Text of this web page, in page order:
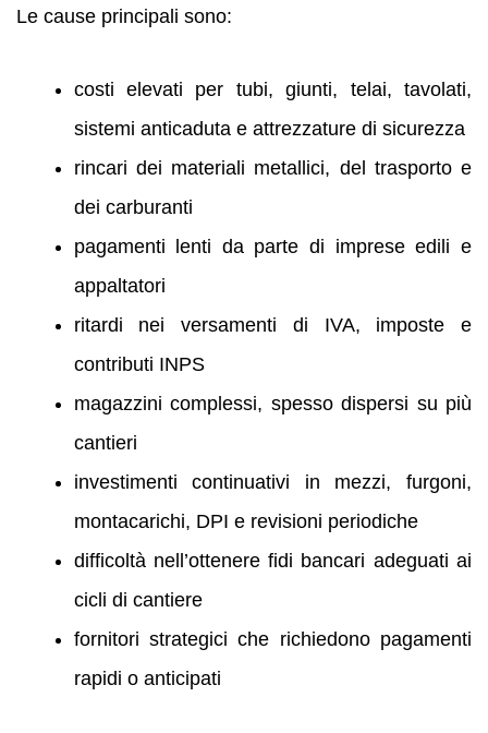
Le cause principali sono:
costi elevati per tubi, giunti, telai, tavolati,
sistemi anticaduta e attrezzature di sicurezza
rincari dei materiali metallici, del trasporto e
dei carburanti
pagamenti lenti da parte di imprese edili e
appaltatori
ritardi nei versamenti di IVA, imposte e
contributi INPS
magazzini complessi, spesso dispersi su più
cantieri
investimenti continuativi in mezzi, furgoni,
montacarichi, DPI e revisioni periodiche
difficoltà nell’ottenere fidi bancari adeguati ai
cicli di cantiere
fornitori strategici che richiedono pagamenti
rapidi o anticipati